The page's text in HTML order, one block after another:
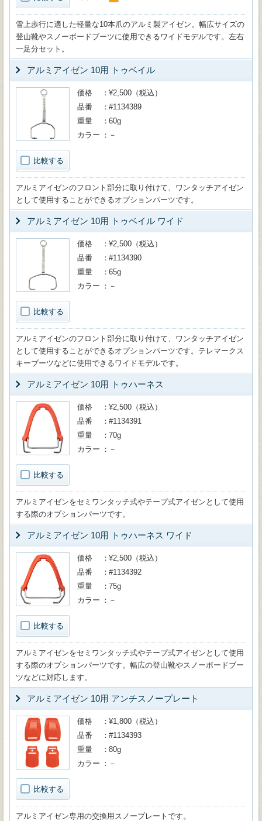
雪上歩行に適した軽量な10本爪のアルミ製アイゼン。幅広サイズの
登山靴やスノーボードブーツに使用できるワイドモデルです。左右
一足分セット。
アルミアイゼン 10用 トゥベイル
比較する
価格
¥2,500（税込）
品番
#1134389
重量
60g
カラー
－
アルミアイゼンのフロント部分に取り付けて、ワンタッチアイゼン
として使用することができるオプションパーツです。
アルミアイゼン 10用 トゥベイル ワイド
比較する
価格
¥2,500（税込）
品番
#1134390
重量
65g
カラー
－
アルミアイゼンのフロント部分に取り付けて、ワンタッチアイゼン
として使用することができるオプションパーツです。テレマークス
キーブーツなどに使用できるワイドモデルです。
アルミアイゼン 10用 トゥハーネス
比較する
価格
¥2,500（税込）
品番
#1134391
重量
70g
カラー
－
アルミアイゼンをセミワンタッチ式やテープ式アイゼンとして使用
する際のオプションパーツです。
アルミアイゼン 10用 トゥハーネス ワイド
比較する
価格
¥2,500（税込）
品番
#1134392
重量
75g
カラー
－
アルミアイゼンをセミワンタッチ式やテープ式アイゼンとして使用
する際のオプションパーツです。幅広の登山靴やスノーボードブー
ツなどに対応します。
アルミアイゼン 10用 アンチスノープレート
比較する
価格
¥1,800（税込）
品番
#1134393
重量
80g
カラー
－
アルミアイゼン専用の交換用スノープレートです。